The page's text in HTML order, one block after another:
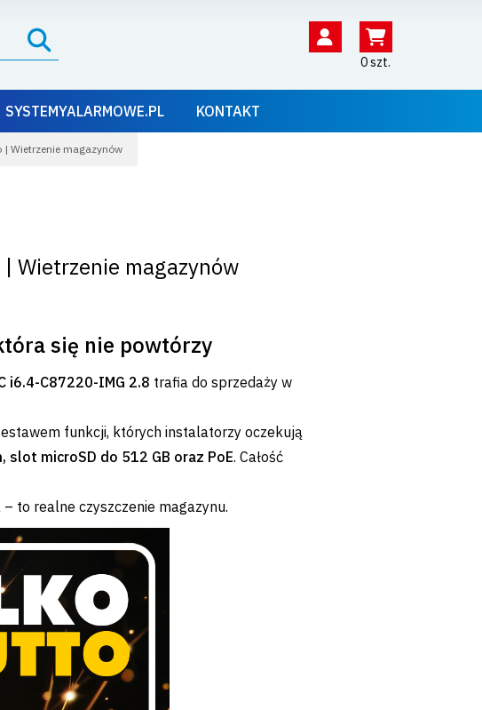
0 szt.
SYSTEMYALARMOWE.PL KONTAKT
| Wietrzenie magazynów
Wietrzenie magazynów
się nie powtórzy
i6.4-C87220-IMG 2.8 trafia do sprzedaży w
funkcji, których instalatorzy oczekują
slot microSD do 512 GB oraz PoE. Całość
to realne czyszczenie magazynu.